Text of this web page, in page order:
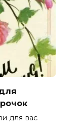
для вас